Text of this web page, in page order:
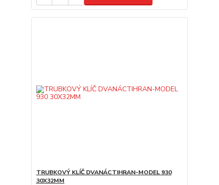
TRUBKOVÝ KLÍČ DVANÁCTIHRAN-MODEL 930
30X32MM